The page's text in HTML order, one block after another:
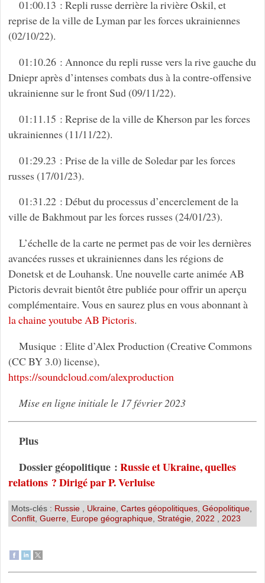
01:00.13 : Repli russe derrière la rivière Oskil, et
reprise de la ville de Lyman par les forces ukrainiennes
(02/10/22).
01:10.26 : Annonce du repli russe vers la rive gauche du
Dniepr après d’intenses combats dus à la contre-offensive
ukrainienne sur le front Sud (09/11/22).
01:11.15 : Reprise de la ville de Kherson par les forces
ukrainiennes (11/11/22).
01:29.23 : Prise de la ville de Soledar par les forces
russes (17/01/23).
01:31.22 : Début du processus d’encerclement de la
ville de Bakhmout par les forces russes (24/01/23).
L’échelle de la carte ne permet pas de voir les dernières
avancées russes et ukrainiennes dans les régions de
Donetsk et de Louhansk. Une nouvelle carte animée AB
Pictoris devrait bientôt être publiée pour offrir un aperçu
complémentaire. Vous en saurez plus en vous abonnant à
la chaine youtube AB Pictoris.
Musique : Elite d’Alex Production (Creative Commons
(CC BY 3.0) license),
https://soundcloud.com/alexproduction
Mise en ligne initiale le 17 février 2023
Plus
Dossier géopolitique :Russie et Ukraine, quelles
relations ? Dirigé par P. Verluise
Mots-clés : Russie Ukraine, Cartes géopolitiques, Géopolitique,
Conflit, Guerre, Europe géographique, Stratégie, 2022 2023